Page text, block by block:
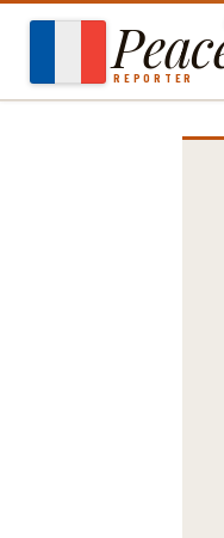
Aller
contenu
REPORTER